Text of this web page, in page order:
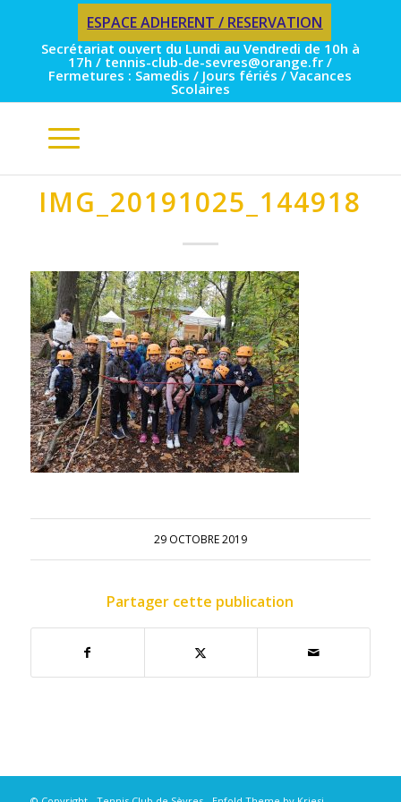
ESPACE ADHERENT / RESERVATION
Secrétariat ouvert du Lundi au Vendredi de 10h à
17h / tennis-club-de-sevres@orange.fr /
Fermetures : Samedis / Jours fériés / Vacances
Scolaires
IMG_20191025_144918
29 OCTOBRE 2019
Partager cette publication